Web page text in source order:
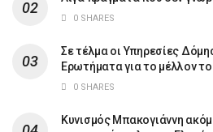
0 SHARES
Σε τέλμα οι Υπηρεσίες
Ερωτήματα για το μέλλον
0 SHARES
Κυνισμός Μπακογιάννη